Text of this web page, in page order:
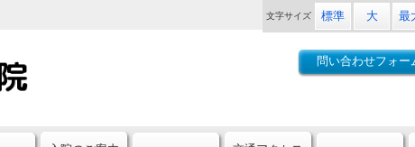
文字サイズ 標準 大 最
問い合わせフォー